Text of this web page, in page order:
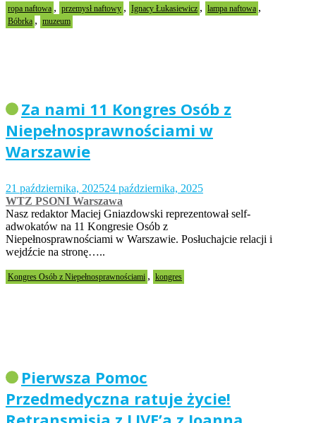
ropa naftowa , przemysł naftowy , Ignacy Łukasiewicz , lampa naftowa ,
Bóbrka , muzeum
Za nami 11 Kongres Osób z
Niepełnosprawnościami w
Warszawie
21 października, 202524 października, 2025
WTZ PSONI Warszawa
Nasz redaktor Maciej Gniazdowski reprezentował self-
adwokatów na 11 Kongresie Osób z
Niepełnosprawnościami w Warszawie. Posłuchajcie relacji i
wejdźcie na stronę…..
Kongres Osób z Niepełnosprawnościami , kongres
Pierwsza Pomoc
Przedmedyczna ratuje życie!